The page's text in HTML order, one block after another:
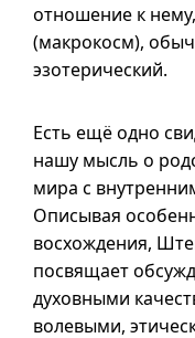
отношение к
(макрокосм),
эзотерический.
Есть ещё одно
нашу мысль о
мира с
Описывая
восхождения,
посвящает
духовными
волевыми,